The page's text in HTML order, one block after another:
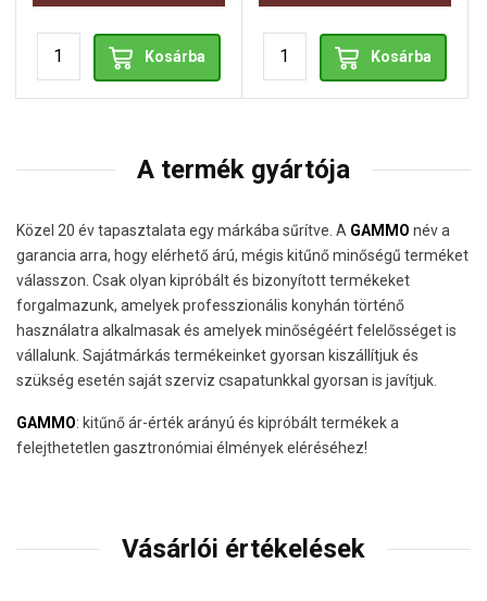
Kosárba Kosárba
A termék gyártója
Közel 20 év tapasztalata egy márkába sűrítve. A GAMMO név a
garancia arra, hogy elérhető árú, mégis kitűnő minőségű terméket
válasszon. Csak olyan kipróbált és bizonyított termékeket
forgalmazunk, amelyek professzionális konyhán történő
használatra alkalmasak és amelyek minőségéért felelősséget is
vállalunk. Sajátmárkás termékeinket gyorsan kiszállítjuk és
szükség esetén saját szerviz csapatunkkal gyorsan is javítjuk.
GAMMO: kitűnő ár-érték arányú és kipróbált termékek a
felejthetetlen gasztronómiai élmények eléréséhez!
Vásárlói értékelések